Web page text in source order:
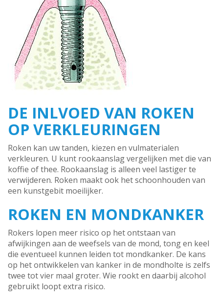
DE INLVOED VAN ROKEN
OP VERKLEURINGEN
Roken kan uw tanden, kiezen en vulmaterialen
verkleuren. U kunt rookaanslag vergelijken met die van
koffie of thee. Rookaanslag is alleen veel lastiger te
verwijderen. Roken maakt ook het schoonhouden van
een kunstgebit moeilijker.
ROKEN EN MONDKANKER
Rokers lopen meer risico op het ontstaan van
afwijkingen aan de weefsels van de mond, tong en keel
die eventueel kunnen leiden tot mondkanker. De kans
op het ontwikkelen van kanker in de mondholte is zelfs
twee tot vier maal groter. Wie rookt en daarbij alcohol
gebruikt loopt extra risico.